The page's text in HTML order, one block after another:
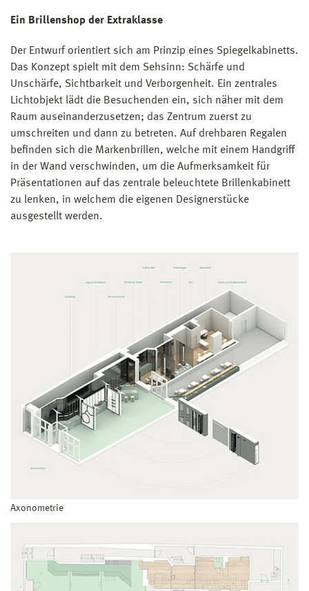
Ein Brillenshop der Extraklasse
Der Entwurf orientiert sich am Prinzip eines Spiegelkabinetts.
Das Konzept spielt mit dem Sehsinn: Schärfe und
Unschärfe, Sichtbarkeit und Verborgenheit. Ein zentrales
Lichtobjekt lädt die Besuchenden ein, sich näher mit dem
Raum auseinanderzusetzen; das Zentrum zuerst zu
umschreiten und dann zu betreten. Auf drehbaren Regalen
befinden sich die Markenbrillen, welche mit einem Handgriff
in der Wand verschwinden, um die Aufmerksamkeit für
Präsentationen auf das zentrale beleuchtete Brillenkabinett
zu lenken, in welchem die eigenen Designerstücke
ausgestellt werden.
Axonometrie